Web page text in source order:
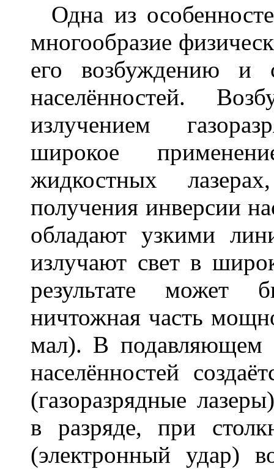
Одна из
многообразие
его возбуждению и
населённостей.
излучением
широкое
жидкостных
получения инверсии
обладают узкими
излучают свет в
результате может
ничтожная часть
мал). В подавляющем
населённостей
(газоразрядные
в разряде, при
(электронный удар)